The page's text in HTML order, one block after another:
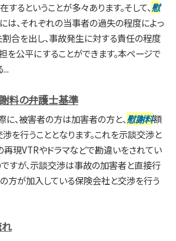
るということが多々あります。そして、慰
は、それぞれの当事者の過失の程度によっ
割合を出し、事故発生に対する責任の程度
を公平にすることができます。本ページで
料の弁護士基準
に、被害者の方は加害者の方と、慰謝料額
を行うこととなります。これを示談交渉と
再現VTRやドラマなどで勘違いをされてい
ですが、示談交渉は事故の加害者と直接行
の方が加入している保険会社と交渉を行う